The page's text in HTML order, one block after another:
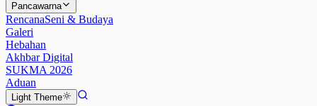
Pancawarna
RencanaSeni & Budaya
Galeri
Hebahan
Akhbar Digital
SUKMA 2026
Aduan
Light Theme